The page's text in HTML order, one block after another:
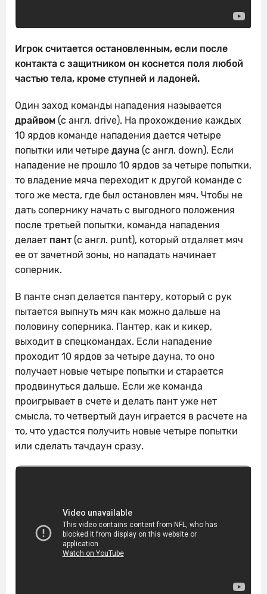
Игрок считается остановленным, если после
контакта с защитником он коснется поля любой
частью тела, кроме ступней и ладоней.
Один заход команды нападения называется
драйвом (с англ. drive). На прохождение каждых
10 ярдов команде нападения дается четыре
попытки или четыре дауна (с англ. down). Если
нападение не прошло 10 ярдов за четыре попытки,
то владение мяча переходит к другой команде с
того же места, где был остановлен мяч. Чтобы не
дать сопернику начать с выгодного положения
после третьей попытки, команда нападения
делает пант(с англ. punt), который отдаляет мяч
ее от зачетной зоны, но нападать начинает
соперник.
В панте снэп делается пантеру, который с рук
пытается выпнуть мяч как можно дальше на
половину соперника. Пантер, как и кикер,
выходит в спецкомандах. Если нападение
проходит 10 ярдов за четыре дауна, то оно
получает новые четыре попытки и старается
продвинуться дальше. Если же команда
проигрывает в счете и делать пант уже нет
смысла, то четвертый даун играется в расчете на
то, что удастся получить новые четыре попытки
или сделать тачдаун сразу.